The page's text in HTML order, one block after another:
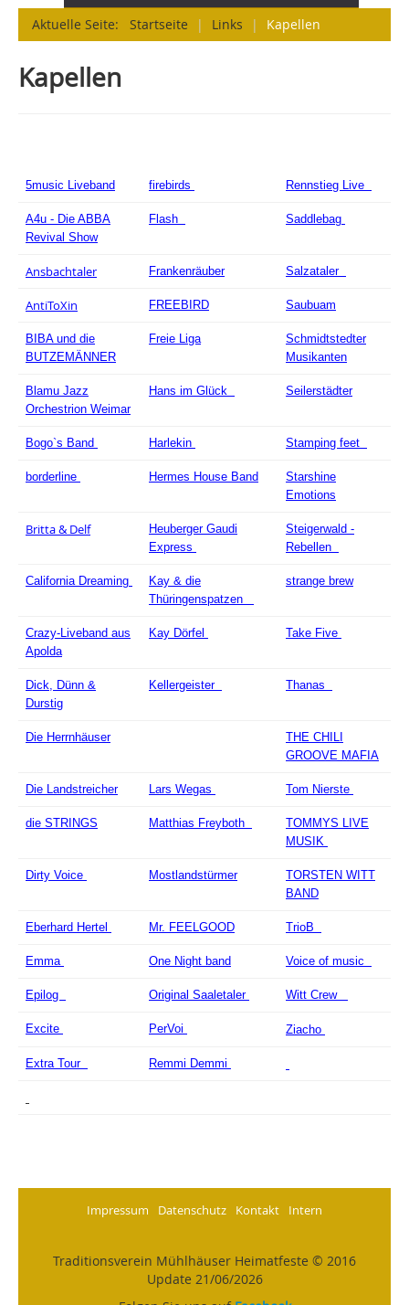
Aktuelle Seite: Startseite | Links | Kapellen
Kapellen
5music Liveband firebirds Rennstieg Live
A4u - Die ABBA
Revival Show
Flash Saddlebag
Ansbachtaler Frankenräuber Salzataler
AntiToXin FREEBIRD Saubuam
BIBA und die
BUTZEMÄNNER
Freie Liga
Schmidtstedter
Musikanten
Blamu Jazz
Orchestrion Weimar
Hans im Glück Seilerstädter
Bogo`s Band Harlekin Stamping feet
borderline Hermes House Band
Starshine
Emotions
Britta & Delf
Heuberger Gaudi
Express
Steigerwald -
Rebellen
California Dreaming
Kay & die
Thüringenspatzen
strange brew
Crazy-Liveband aus
Apolda
Kay Dörfel Take Five
Dick, Dünn &
Durstig
Kellergeister Thanas
Die Herrnhäuser
THE CHILI
GROOVE MAFIA
Die Landstreicher Lars Wegas Tom Nierste
die STRINGS Matthias Freyboth
TOMMYS LIVE
MUSIK
Dirty Voice Mostlandstürmer
TORSTEN WITT
BAND
Eberhard Hertel Mr. FEELGOOD TrioB
Emma One Night band Voice of music
Epilog Original Saaletaler Witt Crew
Excite PerVoi Ziacho
Extra Tour Remmi Demmi
Impressum Datenschutz Kontakt Intern
Traditionsverein Mühlhäuser Heimatfeste © 2016
Update 21/06/2026